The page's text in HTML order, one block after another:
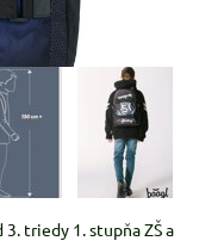
triedy 1. stupňa ZŠ a